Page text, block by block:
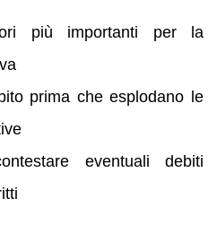
più importanti per la
prima che esplodano le
eventuali debiti